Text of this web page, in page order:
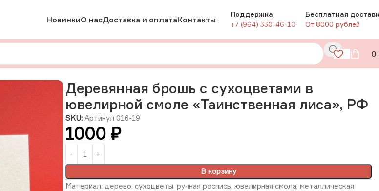
НовинкиО насДоставка и оплатаКонтакты
Поддержка
+7 (964) 330-46-10
Бесплатная
От 8000 рублей
0
брошь с сухоцветами в ювелирной смоле «Таинственная лиса», РФ
Деревянная брошь с сухоцветами в
ювелирной смоле «Таинственная лиса», РФ
SKU: Артикул 016-19
1000 ₽
В корзину
Материал: дерево, сухоцветы, ручная роспись, ювелирная смола, металлическая